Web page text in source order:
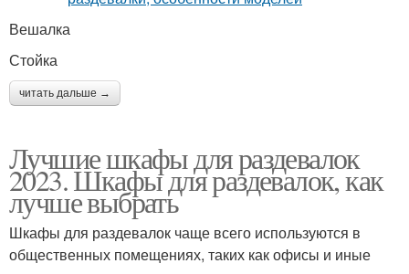
Вешалка
Стойка
читать дальше →
Лучшие шкафы для раздевалок
2023. Шкафы для раздевалок, как
лучше выбрать
Шкафы для раздевалок чаще всего используются в
общественных помещениях, таких как офисы и иные